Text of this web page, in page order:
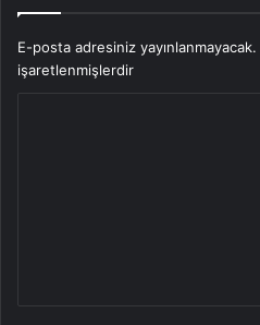
E-posta adresiniz yayınlanmayacak.
işaretlenmişlerdir